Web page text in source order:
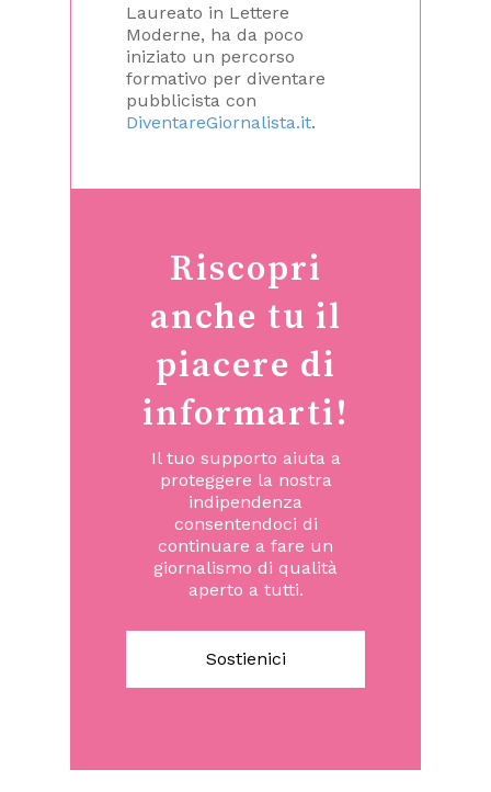
Laureato in Lettere
Moderne, ha da poco
iniziato un percorso
formativo per diventare
pubblicista con
DiventareGiornalista.it.
Riscopri
anche tu il
piacere di
informarti!
Il tuo supporto aiuta a
proteggere la nostra
indipendenza
consentendoci di
continuare a fare un
giornalismo di qualità
aperto a tutti.
Sostienici